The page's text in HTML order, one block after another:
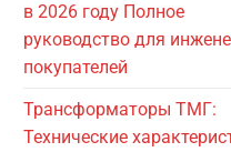
в 2026 году Полное
руководство для
покупателей
Трансформаторы ТМГ:
Технические